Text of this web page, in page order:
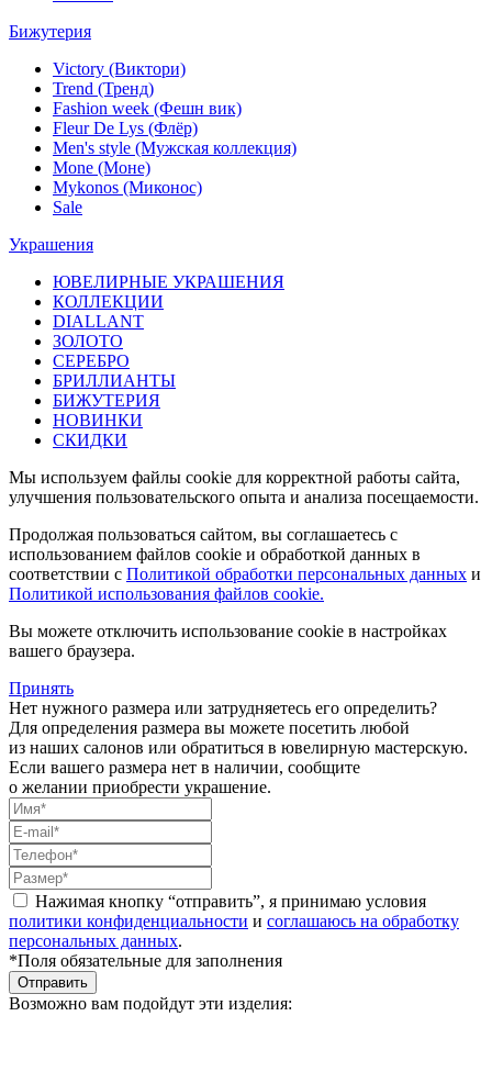
Бижутерия
Victory (Виктори)
Trend (Тренд)
Fashion week (Фешн вик)
Fleur De Lys (Флёр)
Men's style (Мужская коллекция)
Mone (Моне)
Mykonos (Миконос)
Sale
Украшения
ЮВЕЛИРНЫЕ УКРАШЕНИЯ
КОЛЛЕКЦИИ
DIALLANT
ЗОЛОТО
СЕРЕБРО
БРИЛЛИАНТЫ
БИЖУТЕРИЯ
НОВИНКИ
СКИДКИ
Мы используем файлы cookie для корректной работы сайта,
улучшения пользовательского опыта и анализа посещаемости.
Продолжая пользоваться сайтом, вы соглашаетесь с
использованием файлов cookie и обработкой данных в
соответствии с Политикой обработки персональных данных и
Политикой использования файлов cookie.
Вы можете отключить использование cookie в настройках
вашего браузера.
Принять
Нет нужного размера или затрудняетесь его определить?
Для определения размера вы можете посетить любой
из наших салонов или обратиться в ювелирную мастерскую.
Если вашего размера нет в наличии, сообщите
о желании приобрести украшение.
Нажимая кнопку “отправить”, я принимаю условия
политики конфиденциальности и соглашаюсь на обработку
персональных данных.
*Поля обязательные для заполнения
Отправить
Возможно вам подойдут эти изделия: